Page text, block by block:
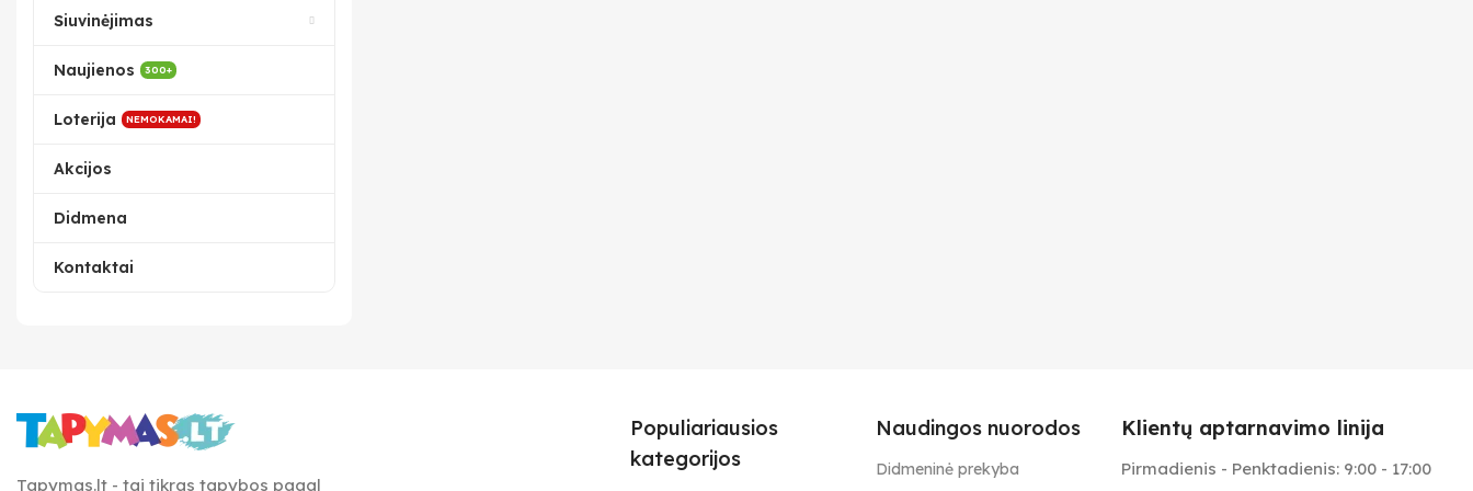
Siuvinėjimas
Naujienos 300+
Loterija NEMOKAMAI!
Akcijos
Didmena
Kontaktai
Tapymas.lt - tai tikras tapybos pagal
Populiariausios
kategorijos
Naudingos nuorodos
Didmeninė prekyba
Klientų aptarnavimo linija
Pirmadienis - Penktadienis: 9:00 - 17:00